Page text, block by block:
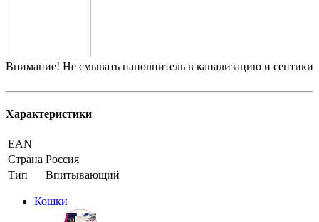
Внимание! Не смывать наполнитель в канализацию и септики
Характеристики
EAN
Страна Россия
Тип
Впитывающий
Кошки